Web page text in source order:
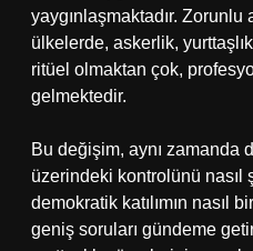
yaygınlaşmaktadır.
ülkelerde, askerlik,
ritüel olmaktan çok,
gelmektedir.
Bu değişim, aynı zamanda
üzerindeki kontrolünü nasıl
demokratik katılımın nasıl
geniş soruları gündeme